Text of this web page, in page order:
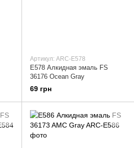
Артикул: ARC-E578
E578 Алкидная эмаль FS
36176 Ocean Gray
69 грн